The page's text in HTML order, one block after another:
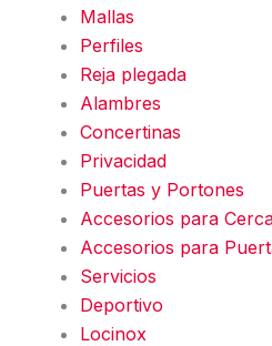
Mallas
Perfiles
Reja plegada
Alambres
Concertinas
Privacidad
Puertas y Portones
Accesorios para
Accesorios para
Servicios
Deportivo
Locinox